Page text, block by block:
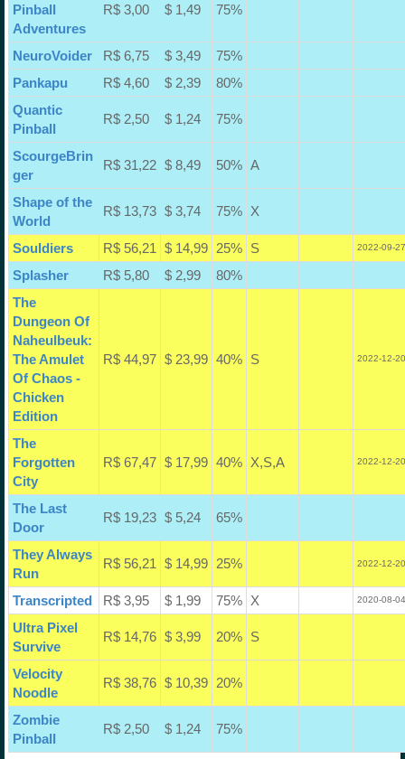
Pinball
Adventures
R$ 3,00 $ 1,49 75%
NeuroVoider R$ 6,75 $ 3,49
75%
Pankapu
R$ 4,60 $ 2,39
80%
Quantic
Pinball
R$ 2,50 $ 1,24 75%
ScourgeBrin
ger
R$ 31,22 $ 8,49 50% A
Shape of the
World
R$ 13,73 $ 3,74 75% X
Souldiers R$ 56,21 $ 14,99 25% S 2022-09-
Splasher R$ 5,80 $ 2,99
80%
The
Dungeon Of
Naheulbeuk:
The Amulet
Of Chaos -
Chicken
Edition
R$ 44,97 $ 23,99 40% S 2022-12-
The
Forgotten
City
R$ 67,47 $ 17,99 40% X,S,A 2022-12-
The Last
Door
R$ 19,23 $ 5,24 65%
They Always
Run
R$ 56,21 $ 14,99 25% 2022-12-
Transcripted R$ 3,95 $ 1,99 75% X 2020-08-
Ultra Pixel
Survive
R$ 14,76 $ 3,99 20% S
Velocity
Noodle
R$ 38,76 $ 10,39 20%
Zombie
Pinball
R$ 2,50 $ 1,24 75%